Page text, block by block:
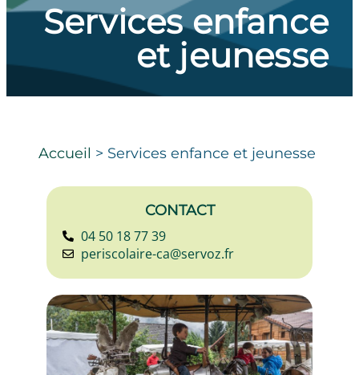
Services enfance
et jeunesse
Accueil > Services enfance et jeunesse
CONTACT
04 50 18 77 39
periscolaire-ca@servoz.fr